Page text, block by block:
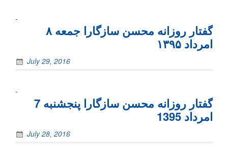
-
گفتار روزانه محسن سازگارا جمعه ۸
امرداد ۱۳۹۵
July 29, 2016
-
گفتار روزانه محسن سازگارا پنجشنبه 7
امرداد 1395
July 28, 2016